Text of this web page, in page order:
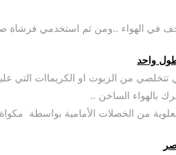
في الهواء ..ومن ثم استخدمي فرشاة
واحد
من الزيوت او الكريماات التي
بالهواء الساخن ..
من الخصلات الأمامية بواسطة